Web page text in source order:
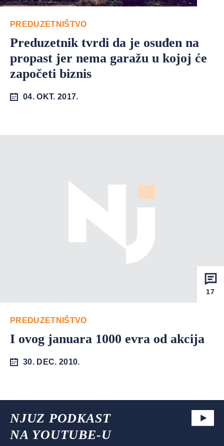
PREDUZETNIŠTVO
Preduzetnik tvrdi da je osuđen na
propast jer nema garažu u kojoj će
započeti biznis
04. OKT. 2017.
17
PREDUZETNIŠTVO
I ovog januara 1000 evra od akcija
30. DEC. 2010.
NJUZ PODKAST
NA YOUTUBE-U